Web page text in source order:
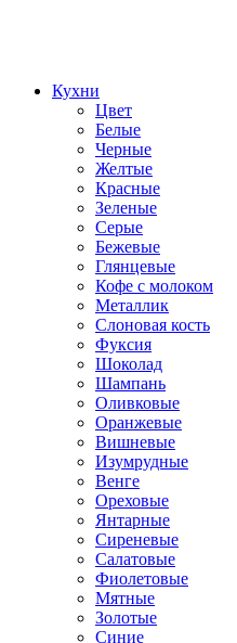
Кухни
Цвет
Белые
Черные
Желтые
Красные
Зеленые
Серые
Бежевые
Глянцевые
Кофе с молоком
Металлик
Слоновая кость
Фуксия
Шоколад
Шампань
Оливковые
Оранжевые
Вишневые
Изумрудные
Венге
Ореховые
Янтарные
Сиреневые
Салатовые
Фиолетовые
Мятные
Золотые
Синие